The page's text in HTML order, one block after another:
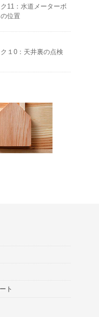
11：水道メーターボ
位置
１0：天井裏の点検
ト